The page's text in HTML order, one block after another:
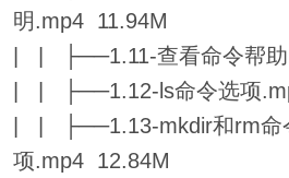
明.mp4 11.94M
| | ├──1.11-查看命令帮
| | ├──1.12-ls命令选项
| | ├──1.13-mkdir和rm命
项.mp4 12.84M